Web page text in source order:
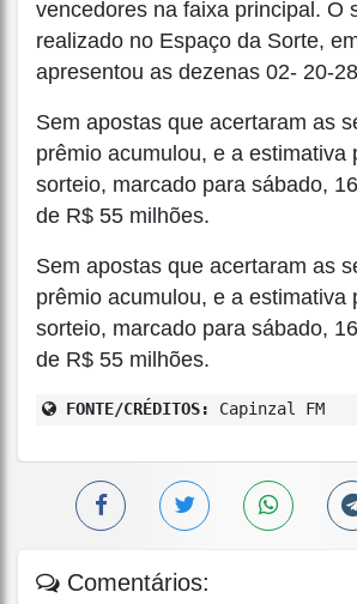
vencedores na faixa principal. O
realizado no Espaço da Sorte,
apresentou as dezenas 02- 20-
Sem apostas que acertaram as
prêmio acumulou, e a estimativa
sorteio, marcado para sábado,
de R$ 55 milhões.
Sem apostas que acertaram as
prêmio acumulou, e a estimativa
sorteio, marcado para sábado,
de R$ 55 milhões.
FONTE/CRÉDITOS: Capinzal FM
Comentários: